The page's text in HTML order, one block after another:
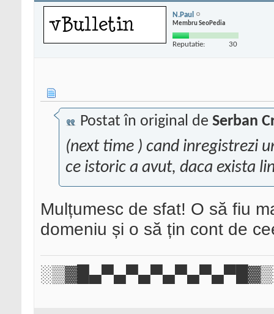
N.Paul
Membru SeoPedia
Reputatie: 30
Postat în original de Serban
(next time ) cand inregistrezi
ce istoric a avut, daca exista
Mulțumesc de sfat! O să fiu
domeniu și o să țin cont de